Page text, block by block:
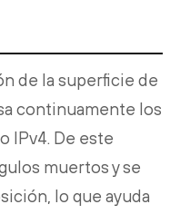
de la superficie de
continuamente los
IPv4. De este
muertos y se
lo que ayuda